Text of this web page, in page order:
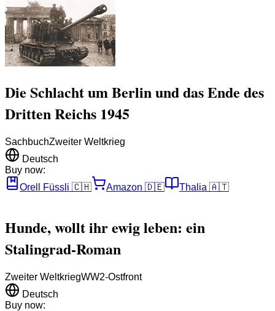
Die Schlacht um Berlin und das Ende des
Dritten Reichs 1945
SachbuchZweiter Weltkrieg
Deutsch
Buy now:
Orell Füssli 🇨🇭 Amazon 🇩🇪 Thalia 🇦🇹
Hunde, wollt ihr ewig leben: ein
Stalingrad-Roman
Zweiter WeltkriegWW2-Ostfront
Deutsch
Buy now: